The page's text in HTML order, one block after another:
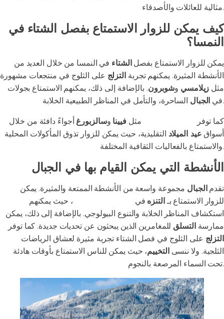
مثالية للعائلات والأصدقاء.
كيف يمكن للزوار الاستمتاع بفصل الشتاء في
النمسا؟
يمكن للزوار الاستمتاع بفصل الشتاء في النمسا من خلال العديد من
الأنشطة المثيرة. يمكنهم تجربة التزلج على الثلوج في منتجعات مشهورة
مثل زيلامسي وشوبرون. بالإضافة إلى ذلك، يمكنهم الاستمتاع بجولات
في الجبال الساحرة، والتأمل في المناظر الطبيعية الخلابة.
كما توفر مثل فيينا وسالزبورغ أجواءً دافئة من خلال
أسواق عيد الميلاد التقليدية، حيث يمكن للزوار تذوق المأكولات المحلية
والاستمتاع بالفعاليات الثقافية المختلفة.
الأنشطة التي يمكن القيام بها في الجبال
تقدم الجبال مجموعة واسعة من الأنشطة الممتعة والمثيرة. يمكن
للزوار الاستمتاع بـ التنزه في
، حيث يمكنهم
استكشاف المناظر الخلابة والتنوع البيولوجي. بالإضافة إلى ذلك، يمكن
ممارسة التسلق للمغامرين الذين يبحثون عن تحديات جديدة. كما توفر
التزلج على الثلوج في فصل الشتاء تجربة مثيرة لعشاق الرياضات
الثلجية. ولا ننسى التخييم، حيث يمكن للناس الاستمتاع بأوقات هادئة
تحت السماء المرصعة بالنجوم.